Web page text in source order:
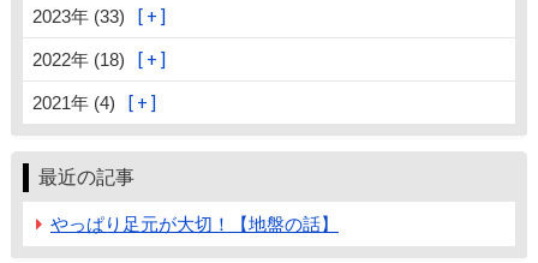
2023年 (33)
2022年 (18)
2021年 (4)
最近の記事
やっぱり足元が大切！【地盤の話】